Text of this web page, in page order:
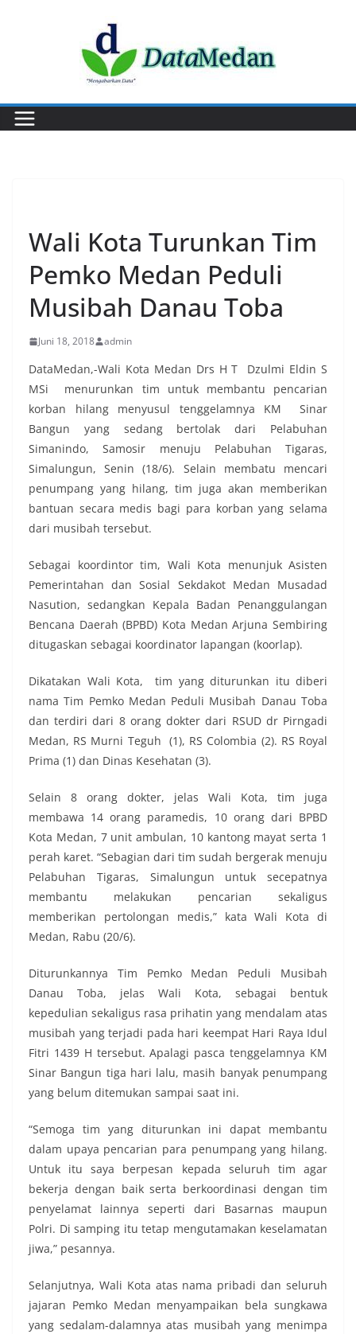
Wali Kota Turunkan Tim
Pemko Medan Peduli
Musibah Danau Toba
Juni 18, 2018 admin
DataMedan,-Wali Kota Medan Drs H T Dzulmi Eldin S
MSi menurunkan tim untuk membantu pencarian
korban hilang menyusul tenggelamnya KM Sinar
Bangun yang sedang bertolak dari Pelabuhan
Simanindo, Samosir menuju Pelabuhan Tigaras,
Simalungun, Senin (18/6). Selain membatu mencari
penumpang yang hilang, tim juga akan memberikan
bantuan secara medis bagi para korban yang selama
dari musibah tersebut.
Sebagai koordintor tim, Wali Kota menunjuk Asisten
Pemerintahan dan Sosial Sekdakot Medan Musadad
Nasution, sedangkan Kepala Badan Penanggulangan
Bencana Daerah (BPBD) Kota Medan Arjuna Sembiring
ditugaskan sebagai koordinator lapangan (koorlap).
Dikatakan Wali Kota, tim yang diturunkan itu diberi
nama Tim Pemko Medan Peduli Musibah Danau Toba
dan terdiri dari 8 orang dokter dari RSUD dr Pirngadi
Medan, RS Murni Teguh (1), RS Colombia (2). RS Royal
Prima (1) dan Dinas Kesehatan (3).
Selain 8 orang dokter, jelas Wali Kota, tim juga
membawa 14 orang paramedis, 10 orang dari BPBD
Kota Medan, 7 unit ambulan, 10 kantong mayat serta 1
perah karet. “Sebagian dari tim sudah bergerak menuju
Pelabuhan Tigaras, Simalungun untuk secepatnya
membantu melakukan pencarian sekaligus
memberikan pertolongan medis,” kata Wali Kota di
Medan, Rabu (20/6).
Diturunkannya Tim Pemko Medan Peduli Musibah
Danau Toba, jelas Wali Kota, sebagai bentuk
kepedulian sekaligus rasa prihatin yang mendalam atas
musibah yang terjadi pada hari keempat Hari Raya Idul
Fitri 1439 H tersebut. Apalagi pasca tenggelamnya KM
Sinar Bangun tiga hari lalu, masih banyak penumpang
yang belum ditemukan sampai saat ini.
“Semoga tim yang diturunkan ini dapat membantu
dalam upaya pencarian para penumpang yang hilang.
Untuk itu saya berpesan kepada seluruh tim agar
bekerja dengan baik serta berkoordinasi dengan tim
penyelamat lainnya seperti dari Basarnas maupun
Polri. Di samping itu tetap mengutamakan keselamatan
jiwa,” pesannya.
Selanjutnya, Wali Kota atas nama pribadi dan seluruh
jajaran Pemko Medan menyampaikan bela sungkawa
yang sedalam-dalamnya atas musibah yang menimpa